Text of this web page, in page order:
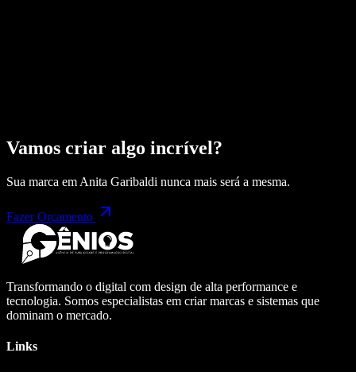
Vamos criar algo incrível?
Sua marca em Anita Garibaldi nunca mais será a mesma.
Fazer Orçamento
Transformando o digital com design de alta performance e
tecnologia. Somos especialistas em criar marcas e sistemas que
dominam o mercado.
Links